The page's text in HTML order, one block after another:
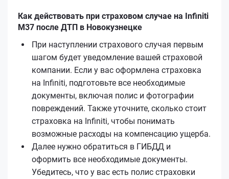
Как действовать при страховом случае на Infiniti
M37 после ДТП в Новокузнецке
При наступлении страхового случая первым
шагом будет уведомление вашей страховой
компании. Если у вас оформлена страховка
на Infiniti, подготовьте все необходимые
документы, включая полис и фотографии
повреждений. Также уточните, сколько стоит
страховка на Infiniti, чтобы понимать
возможные расходы на компенсацию ущерба.
Далее нужно обратиться в ГИБДД и
оформить все необходимые документы.
Убедитесь, что у вас есть полис страховки